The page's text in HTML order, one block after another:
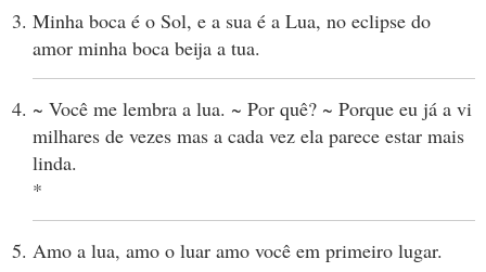
Minha boca é o Sol, e a sua é a Lua, no eclipse do
amor minha boca beija a tua.
~ Você me lembra a lua. ~ Por quê? ~ Porque eu já a vi
milhares de vezes mas a cada vez ela parece estar mais
linda.
*
Amo a lua, amo o luar amo você em primeiro lugar.